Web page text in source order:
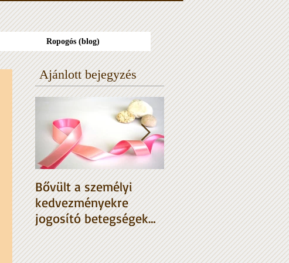
Ropogós (blog)
Ajánlott bejegyzés
Bővült a személyi
kedvezményekre
jogosító betegségek
listája
HIBA A NAV
tervezetben